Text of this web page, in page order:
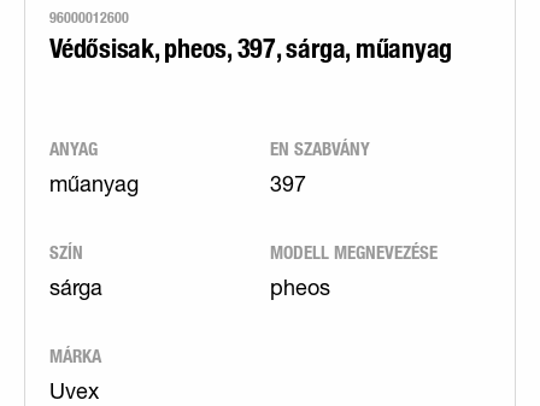
96000012600
Védősisak, pheos, 397, sárga, műanyag
ANYAG
műanyag
EN SZABVÁNY
397
SZÍN
sárga
MODELL MEGNEVEZÉSE
pheos
MÁRKA
Uvex